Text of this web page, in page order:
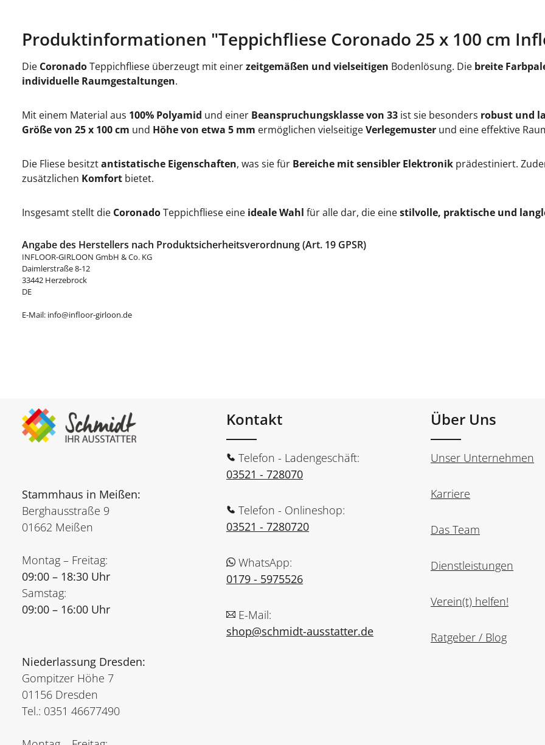
Produktinformationen "Teppichfliese Coronado 25 x 100 cm
Die CoronadoTeppichfliese überzeugt mit einerzeitgemäßen und vielseitigen Bodenlösung. Die breite
individuelle Raumgestaltungen.
Mit einem Material aus 100% Polyamid und einer Beanspruchungsklasse von 33 ist sie besonders robust und
Größe von 25 x 100 cm und Höhe von etwa 5 mm ermöglichen vielseitigeVerlegemuster und eine effektive
Die Fliese besitztantistatische Eigenschaften, was sie für Bereiche mit sensibler Elektronik prädestiniert.
zusätzlichen Komfort bietet.
Insgesamt stellt die CoronadoTeppichfliese eine ideale Wahl für alle dar, die einestilvolle, praktische und
Angabe des Herstellers nach Produktsicherheitsverordnung (Art. 19 GPSR)
INFLOOR-GIRLOON GmbH & Co. KG
Daimlerstraße 8-12
33442 Herzebrock
DE
E-Mail: info@infloor-girloon.de
Stammhaus in Meißen:
Berghausstraße 9
01662 Meißen
Montag – Freitag:
09:00 – 18:30 Uhr
Samstag:
09:00 – 16:00 Uhr
Niederlassung Dresden:
Gompitzer Höhe 7
01156 Dresden
Tel.: 0351 46677490
Kontakt
Telefon - Ladengeschäft:
03521 - 728070
Telefon - Onlineshop:
03521 - 7280720
WhatsApp:
0179 - 5975526
E-Mail:
shop@schmidt-ausstatter.de
Über Uns
Unser Unternehmen
Karriere
Das Team
Dienstleistungen
Verein(t) helfen!
Ratgeber / Blog